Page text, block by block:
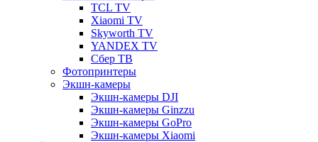
TCL TV
Xiaomi TV
Skyworth TV
YANDEX TV
Сбер ТВ
Фотопринтеры
Экшн-камеры
Экшн-камеры DJI
Экшн-камеры Ginzzu
Экшн-камеры GoPro
Экшн-камеры Xiaomi